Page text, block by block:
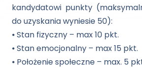
kandydatowi punkty
do uzyskania wyniesie 50):
⦁ Stan fizyczny – max 10 pkt.
⦁ Stan emocjonalny – max 15 pkt.
⦁ Położenie społeczne – max. 5